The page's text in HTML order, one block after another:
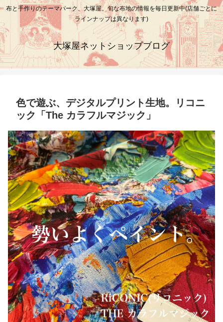
布と手作りのテーマパーク、大塚屋。旬な布地の情報を毎日更新中(店舗ごとに
ラインナップは異なります)
大塚屋ネットショップブログ
色で遊ぶ、デジタルプリント生地。リコニ
ック「The カラフルマジック」